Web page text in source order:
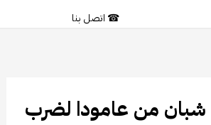
☎ اتصل بنا
شبان من عامودا لضرب